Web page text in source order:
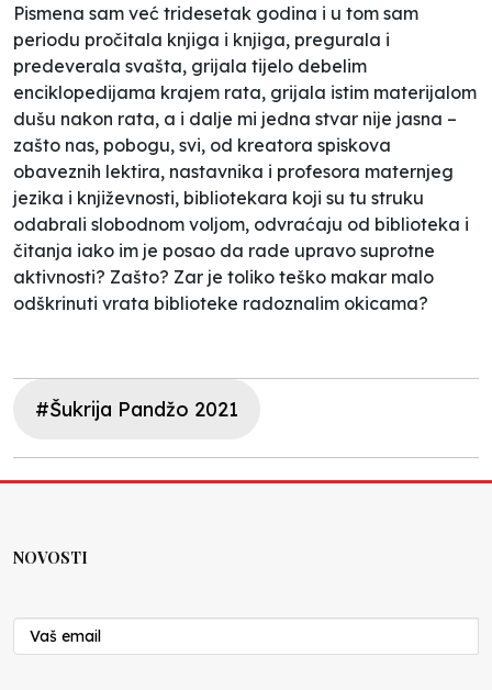
Pismena sam već tridesetak godina i u tom sam
periodu pročitala knjiga i knjiga, pregurala i
predeverala svašta, grijala tijelo debelim
enciklopedijama krajem rata, grijala istim materijalom
dušu nakon rata, a i dalje mi jedna stvar nije jasna –
zašto nas, pobogu, svi, od kreatora spiskova
obaveznih lektira, nastavnika i profesora maternjeg
jezika i književnosti, bibliotekara koji su tu struku
odabrali slobodnom voljom, odvraćaju od biblioteka i
čitanja iako im je posao da rade upravo suprotne
aktivnosti? Zašto? Zar je toliko teško makar malo
odškrinuti vrata biblioteke radoznalim okicama?
#Šukrija Pandžo 2021
NOVOSTI